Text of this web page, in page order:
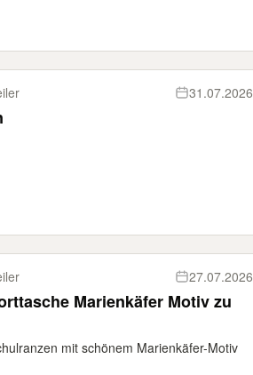
31.07.2026
27.07.2026
Marienkäfer Motiv zu
mit schönem Marienkäfer-Motiv